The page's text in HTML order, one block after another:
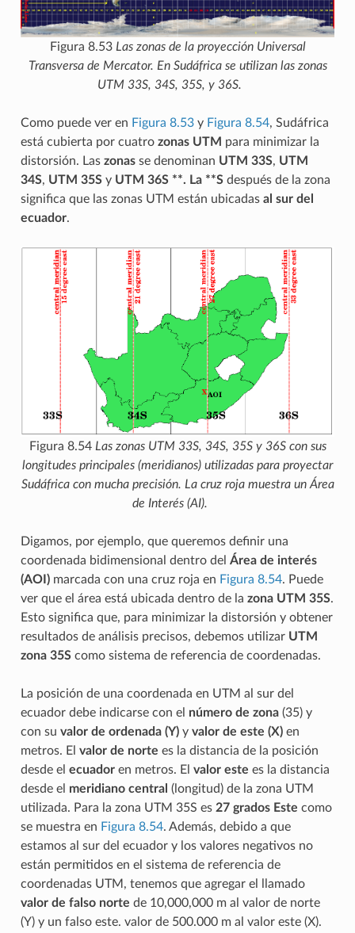
Figura 8.53 Las zonas de la proyección Universal
Transversa de Mercator. En Sudáfrica se utilizan las zonas
UTM 33S, 34S, 35S, y 36S.
Como puede ver en Figura 8.53y Figura 8.54, Sudáfrica
está cubierta por cuatro zonas UTM para minimizar la
distorsión. Las zonasse denominan UTM 33S, UTM
34S, UTM 35Sy UTM 36S **. La **Sdespués de la zona
significa que las zonas UTM están ubicadas al sur del
ecuador.
Figura 8.54 Las zonas UTM 33S, 34S, 35S y 36S con sus
longitudes principales (meridianos) utilizadas para proyectar
Sudáfrica con mucha precisión. La cruz roja muestra un Área
de Interés (AI).
Digamos, por ejemplo, que queremos definir una
coordenada bidimensional dentro del Área de interés
(AOI)marcada con una cruz roja en Figura 8.54. Puede
ver que el área está ubicada dentro de la zona UTM 35S.
Esto significa que, para minimizar la distorsión y obtener
resultados de análisis precisos, debemos utilizar UTM
zona 35Scomo sistema de referencia de coordenadas.
La posición de una coordenada en UTM al sur del
ecuador debe indicarse con el número de zona(35) y
con su valor de ordenada (Y)y valor de este (X)en
metros. El valor de norte es la distancia de la posición
desde el ecuadoren metros. El valor este es la distancia
desde el meridiano central (longitud) de la zona UTM
utilizada. Para la zona UTM 35S es 27 grados Este como
se muestra en Figura 8.54. Además, debido a que
estamos al sur del ecuador y los valores negativos no
están permitidos en el sistema de referencia de
coordenadas UTM, tenemos que agregar el llamado
valor de falso norte de 10,000,000 m al valor de norte
(Y) y un falso este. valor de 500.000 m al valor este (X).